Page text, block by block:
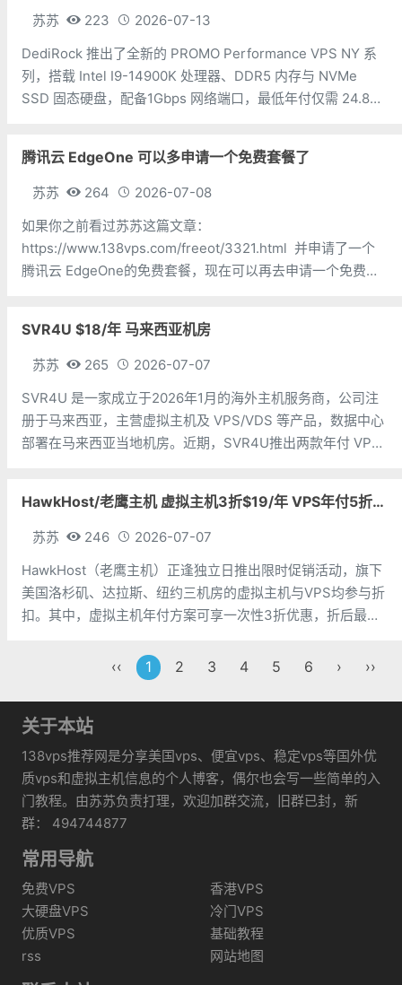
苏苏 223
2026-07-13
DediRock 推出了全新的 PROMO Performance VPS NY 系
列，搭载 Intel I9-14900K 处理器、DDR5 内存与 NVMe
SSD 固态硬盘，配备1Gbps 网络端口，最低年付仅需 24.88
腾讯云 EdgeOne 可以多申请一个免费套餐了
苏苏 264
2026-07-08
如果你之前看过苏苏这篇文章：
https://www.138vps.com/freeot/3321.html 并申请了一个
腾讯云 EdgeOne的免费套餐，现在可以再去申请一个免费套
SVR4U $18/年 马来西亚机房
苏苏 265
2026-07-07
SVR4U 是一家成立于2026年1月的海外主机服务商，公司注
册于马来西亚，主营虚拟主机及 VPS/VDS 等产品，数据中心
部署在马来西亚当地机房。近期，SVR4U推出两款年付 VPS
HawkHost/老鹰主机 虚拟主机3折$19/年 VPS年付5折$25/年
苏苏 246
2026-07-07
HawkHost（老鹰主机）正逢独立日推出限时促销活动，旗下
美国洛杉矶、达拉斯、纽约三机房的虚拟主机与VPS均参与折
扣。其中，虚拟主机年付方案可享一次性3折优惠，折后最低
至$25/年。活动将于当地时间7月10日截止，支持支付宝、
‹‹ 1 2 3 4 5 6 › ››
关于本站
138vps推荐网是分享美国vps、便宜vps、稳定vps等国外优
质vps和虚拟主机信息的个人博客，偶尔也会写一些简单的入
门教程。由苏苏负责打理，欢迎加群交流，旧群已封，新
群： 494744877
常用导航
免费VPS
香港VPS
大硬盘VPS
冷门VPS
优质VPS
基础教程
rss
网站地图